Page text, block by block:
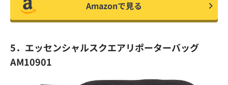
Amazonで見る
5．エッセンシャルスクエアリポーターバッグ
AM10901